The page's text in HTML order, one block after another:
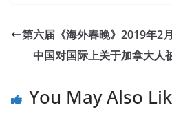
第六届《海外春晚》2019年2
中国对国际上关于加拿大人
You May Also